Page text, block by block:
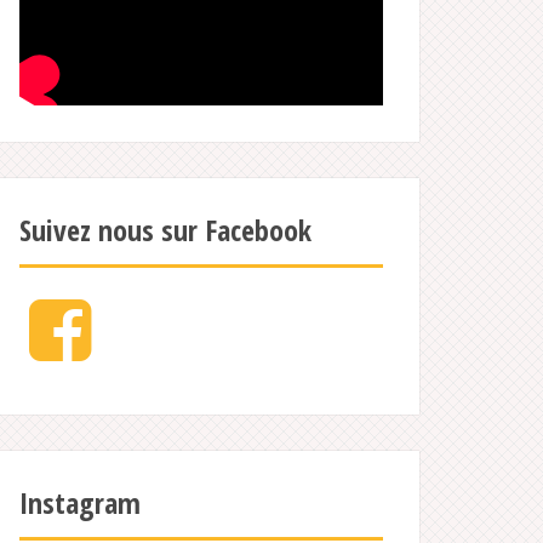
Suivez nous sur Facebook
Facebook
Instagram